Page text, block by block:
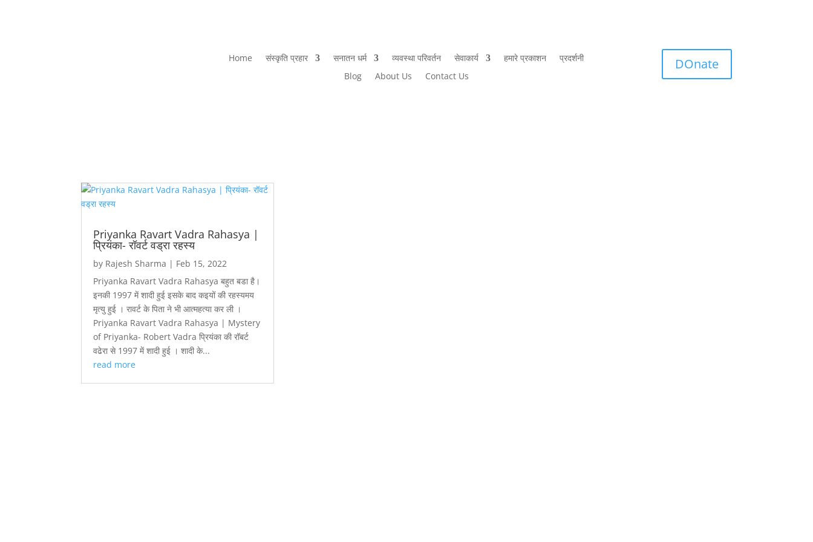
Home संस्कृति प्रहार सनातन धर्म व्यवस्था परिवर्तन सेवाकार्य हमारे प्रकाशन
प्रदर्शनी
Blog
About Us Contact Us
DOnate
Priyanka Ravart Vadra Rahasya |
प्रियंका- रॉवर्ट वड्रा रहस्य
by Rajesh Sharma | Feb 15, 2022
Priyanka Ravart Vadra Rahasya बहुत बडा है।
इनकी 1997 में शादी हुई इसके बाद कइयों की रहस्यमय
मृत्यु हुई । रावर्ट के पिता ने भी आत्महत्या कर ली ।
Priyanka Ravart Vadra Rahasya | Mystery
of Priyanka- Robert Vadra प्रियंका की रॉबर्ट
वढेरा से 1997 में शादी हुई । शादी के...
read more